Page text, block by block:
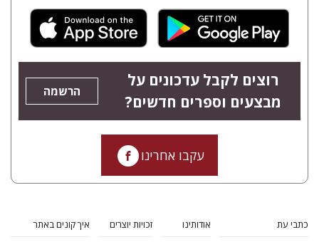
רוצים לקבל עדכונים על
מבצעים וספרים חדשים?
הרשמה
עקבו אחרינו
כתבי עת
אודותינו
זכויות יוצרים
איך קונים באתר